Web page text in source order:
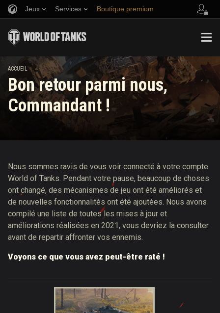
Jeux Services Boutique premium
Musique
Politique de fair-play
Wargaming.net Game Center
Guide des Butins Twitch
Parrainer un ami
Discord
Centre des mods
Médias
ACCUEIL
Bon retour parmi nous,
Commandant !
Nous sommes ravis de vous voir connecté à votre compte
World of Tanks. Pendant votre pause, beaucoup de choses
ont changé, des mécanismes de jeu ont été améliorés et
de nouvelles fonctionnalités ont été ajoutées. Nous avons
compilé une liste de toutes les mises à jour et
améliorations réalisées en 2021, vous devriez la consulter
avant de repartir affronter vos ennemis.
Voyons ce que vous avez peut-être raté !